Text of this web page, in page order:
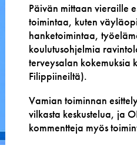
Päivän mittaan vieraille
toimintaa, kuten
hanketoimintaa,
koulutusohjelmia
terveysalan kokemuksia
Filippiineiltä).
Vamian toiminnan
vilkasta keskustelua, ja
kommentteja myös